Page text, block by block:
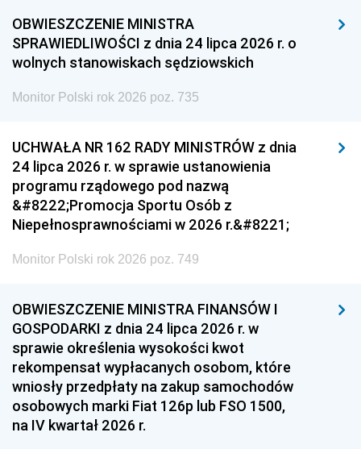
OBWIESZCZENIE MINISTRA
SPRAWIEDLIWOŚCI z dnia 24 lipca 2026 r. o
wolnych stanowiskach sędziowskich
Monitor Polski rok 2026 poz. 735
UCHWAŁA NR 162 RADY MINISTRÓW z dnia
24 lipca 2026 r. w sprawie ustanowienia
programu rządowego pod nazwą
&#8222;Promocja Sportu Osób z
Niepełnosprawnościami w 2026 r.&#8221;
Monitor Polski rok 2026 poz. 749
OBWIESZCZENIE MINISTRA FINANSÓW I
GOSPODARKI z dnia 24 lipca 2026 r. w
sprawie określenia wysokości kwot
rekompensat wypłacanych osobom, które
wniosły przedpłaty na zakup samochodów
osobowych marki Fiat 126p lub FSO 1500,
na IV kwartał 2026 r.